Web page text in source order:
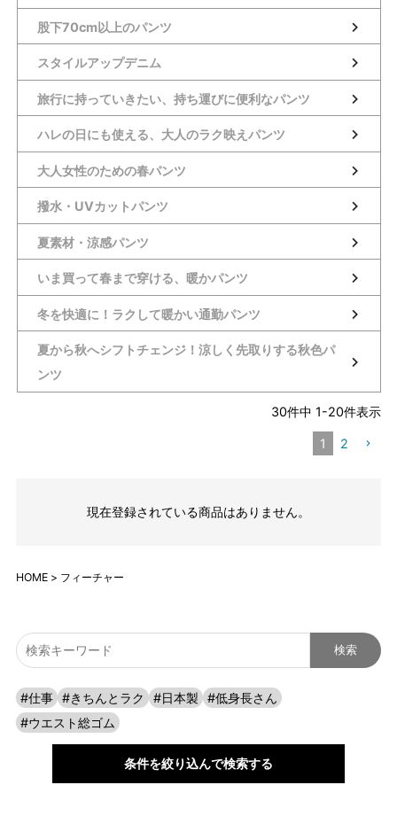
股下70cm以上のパンツ
スタイルアップデニム
旅行に持っていきたい、持ち運びに便利なパンツ
ハレの日にも使える、大人のラク映えパンツ
大人女性のための春パンツ
撥水・UVカットパンツ
夏素材・涼感パンツ
いま買って春まで穿ける、暖かパンツ
冬を快適に！ラクして暖かい通勤パンツ
夏から秋へシフトチェンジ！涼しく先取りする秋色パ
ンツ
30件中 1-20件表示
1 2
現在登録されている商品はありません。
HOME フィーチャー
#仕事 #きちんとラク #日本製
#低身長さん
#ウエスト総ゴム
条件を絞り込んで検索する